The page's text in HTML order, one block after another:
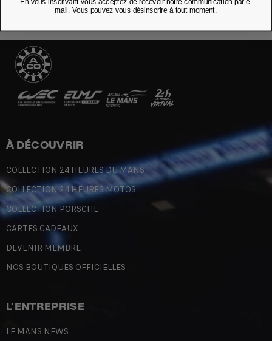
À DÉCOUVRIR
COLLECTION 24 HEURES DU MANS
COLLECTION 24 HEURES MOTOS
COLLECTION PORSCHE
CARTES CADEAUX
DEVENIR MEMBRE
NOS BOUTIQUES OFFICIELLES
L'ENTREPRISE
LE MANS NEWS
mail. Vous pouvez vous désinscrire à tout moment.